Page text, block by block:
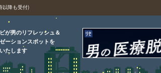
以降も受付)
が男のリフレッシュ＆
ーションスポットを
たします